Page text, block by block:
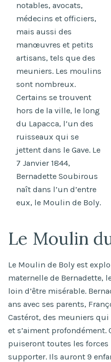
notables, avocats,
médecins et officiers,
mais aussi des
manœuvres et petits
artisans, tels que des
meuniers. Les moulins
sont nombreux.
Certains se trouvent
hors de la ville, le long
du Lapacca, l’un des
ruisseaux qui se
jettent dans le Gave. Le
7 Janvier 1844,
Bernadette Soubirous
naît dans l’un d’entre
eux, le Moulin de Boly.
Le Moulin
Le Moulin de Boly est
maternelle de Bernadette,
loin d’être misérable.
ans avec ses parents,
Castérot, des meuniers
et s’aiment profondément.
puiseront toutes les
supporter. Ils auront 9